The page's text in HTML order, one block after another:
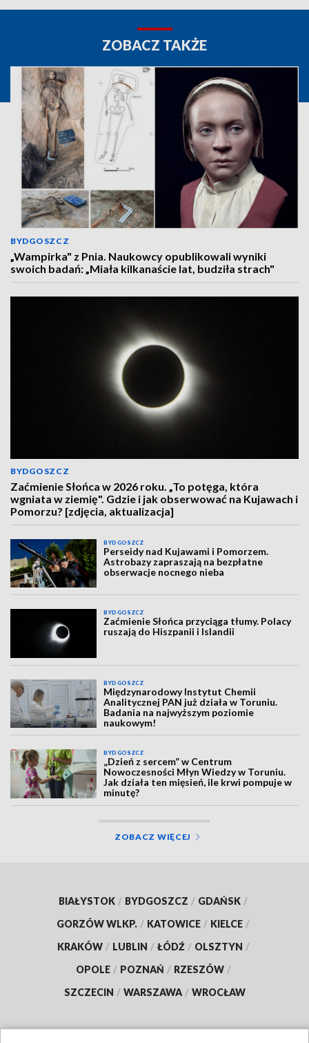
ZOBACZ TAKŻE
BYDGOSZCZ
„Wampirka" z Pnia. Naukowcy opublikowali wyniki
swoich badań: „Miała kilkanaście lat, budziła strach"
BYDGOSZCZ
Zaćmienie Słońca w 2026 roku. „To potęga, która
wgniata w ziemię". Gdzie i jak obserwować na Kujawach i
Pomorzu? [zdjęcia, aktualizacja]
BYDGOSZCZ
Perseidy nad Kujawami i Pomorzem.
Astrobazy zapraszają na bezpłatne
obserwacje nocnego nieba
BYDGOSZCZ
Zaćmienie Słońca przyciąga tłumy. Polacy
ruszają do Hiszpanii i Islandii
BYDGOSZCZ
Międzynarodowy Instytut Chemii
Analitycznej PAN już działa w Toruniu.
Badania na najwyższym poziomie
naukowym!
BYDGOSZCZ
„Dzień z sercem” w Centrum
Nowoczesności Młyn Wiedzy w Toruniu.
Jak działa ten mięsień, ile krwi pompuje w
minutę?
ZOBACZ WIĘCEJ
BIAŁYSTOK / BYDGOSZCZ / GDAŃSK /
GORZÓW WLKP. / KATOWICE / KIELCE /
KRAKÓW / LUBLIN / ŁÓDŹ / OLSZTYN /
OPOLE / POZNAŃ / RZESZÓW /
SZCZECIN / WARSZAWA / WROCŁAW